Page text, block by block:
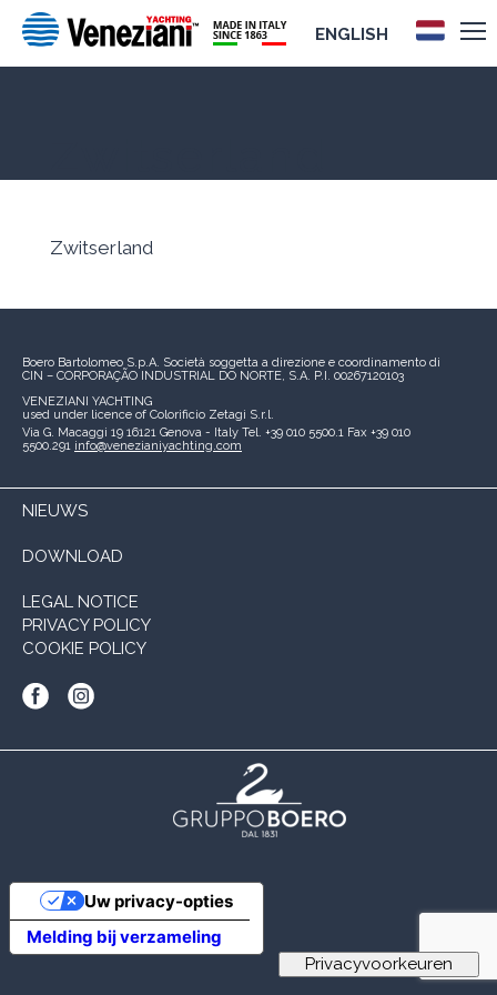
ENGLISH
Zwitserland
Boero Bartolomeo S.p.A. Società soggetta a direzione e coordinamento di
CIN – CORPORAÇÃO INDUSTRIAL DO NORTE, S.A. P.I. 00267120103
VENEZIANI YACHTING
used under licence of Colorificio Zetagi S.r.l.
Via G. Macaggi 19 16121 Genova - Italy Tel. +39 010 5500.1 Fax +39 010
5500.291 info@venezianiyachting.com
NIEUWS
DOWNLOAD
LEGAL NOTICE
PRIVACY POLICY
COOKIE POLICY
Melding bij verzameling
Uw privacy-opties